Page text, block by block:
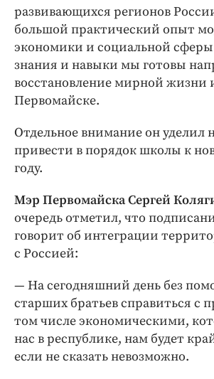
развивающихся регионов
большой практический опыт
экономики и социальной
знания и навыки мы готовы
восстановление мирной жизни
Первомайске.
Отдельное внимание он уделил
привести в порядок школы к
году.
Мэр Первомайска Сергей
очередь отметил, что
говорит об интеграции
с Россией:
— На сегодняшний день без
старших братьев справиться с
том числе экономическими,
нас в республике, нам будет
если не сказать невозможно.